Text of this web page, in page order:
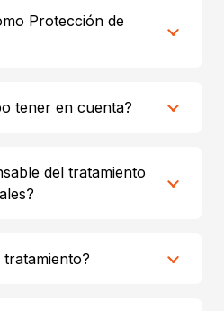
Protección de
tener en cuenta?
del tratamiento
tratamiento?